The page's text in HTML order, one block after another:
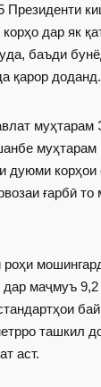
Президенти
дар як
баъди
қарор доданд.
дуюми корҳои
ғарбӣ
маҷмуъ
ташкил
аст.